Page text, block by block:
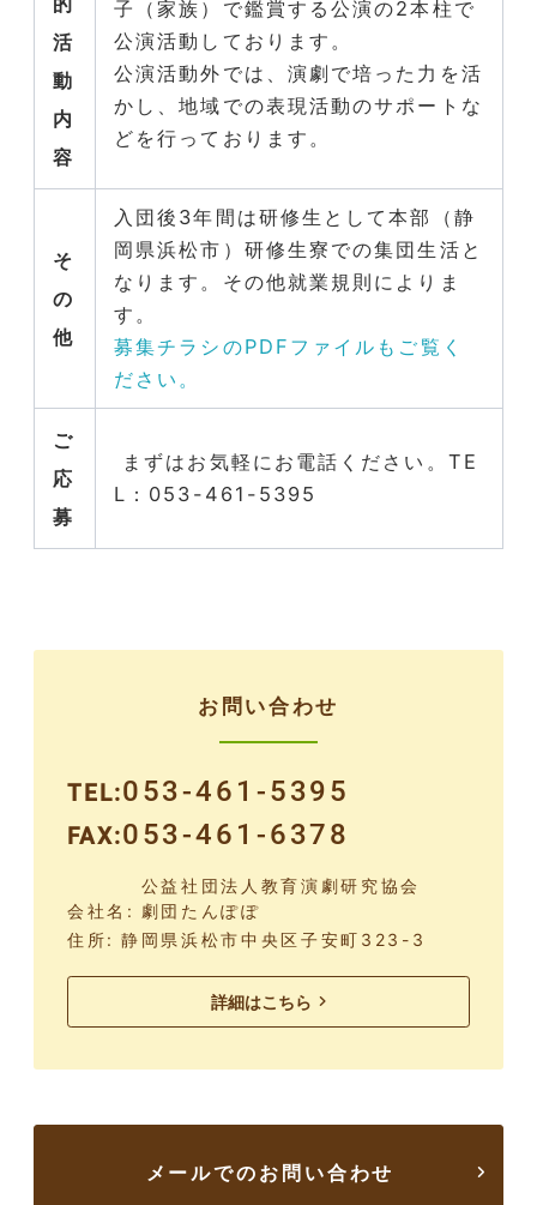
活
動
内
容
子（家族）で鑑賞する公演の2本柱で
公演活動しております。
公演活動外では、演劇で培った力を活
かし、地域での表現活動のサポートな
どを行っております。
そ
の
他
入団後3年間は研修生として本部（静
岡県浜松市）研修生寮での集団生活と
なります。その他就業規則によりま
す。
募集チラシのPDFファイルもご覧く
ださい。
ご
応
募
まずはお気軽にお電話ください。TE
L：053-461-5395
お問い合わせ
TEL 053-461-5395
FAX 053-461-6378
会社名
公益社団法人教育演劇研究協会
劇団たんぽぽ
住所
静岡県浜松市中央区子安町323-3
詳細はこちら
メールでのお問い合わせ